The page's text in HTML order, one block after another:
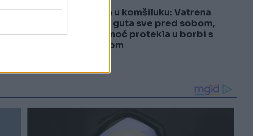
4
Drama u komšiluku: Vatrena
stihija guta sve pred sobom,
cijela noć protekla u borbi s
požarom